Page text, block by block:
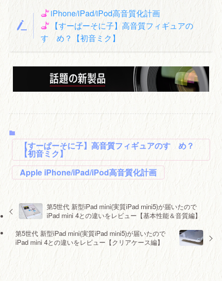
iPhone/iPad/iPod高音質化計画
【すーぱーそに子】高音質フィギュアの
すゝめ？【初音ミク】
【すーぱーそに子】高音質フィギュアのすゝめ？
【初音ミク】
Apple iPhone/iPad/iPod高音質化計画
第5世代 新型iPad mini(実質iPad mini5)が届いたので
iPad mini 4との違いをレビュー【基本性能＆音質編】
第5世代 新型iPad mini(実質iPad mini5)が届いたので
iPad mini 4との違いをレビュー【クリアケース編】